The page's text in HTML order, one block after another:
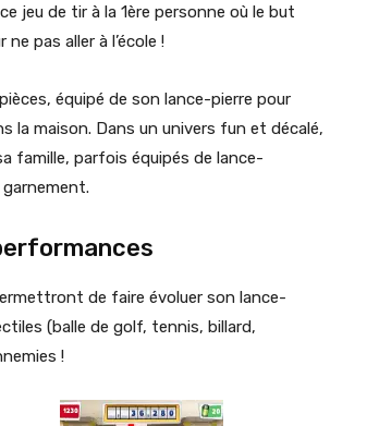
jeu de tir à la 1ère personne où le but
pas aller à l’école !
équipé de son lance-pierre pour
la maison. Dans un univers fun et décalé,
famille, parfois équipés de lance-
de faire évoluer son lance-
(balle de golf, tennis, billard,
!